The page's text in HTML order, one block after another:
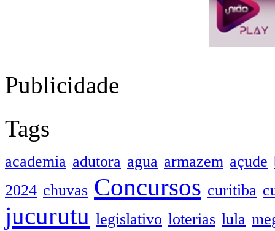
Publicidade
Tags
academia adutora agua armazem açude
2024 chuvas Concursos curitiba
jucurutu legislativo loterias lula